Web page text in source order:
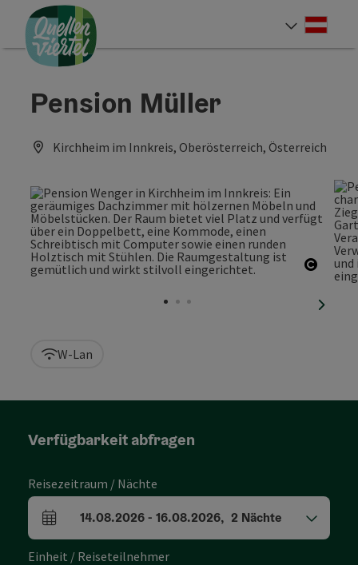
Zum Inhalt
Zur Navigation
Zum Seitenanfang
Pension Müller
Kirchheim im Innkreis, Oberösterreich, Österreich
W-Lan
Verfügbarkeit abfragen
Reisezeitraum / Nächte
An- und Abreisefelder
14.08.2026- 16.08.2026, 2 Nächte
Einheit / Reiseteilnehmer